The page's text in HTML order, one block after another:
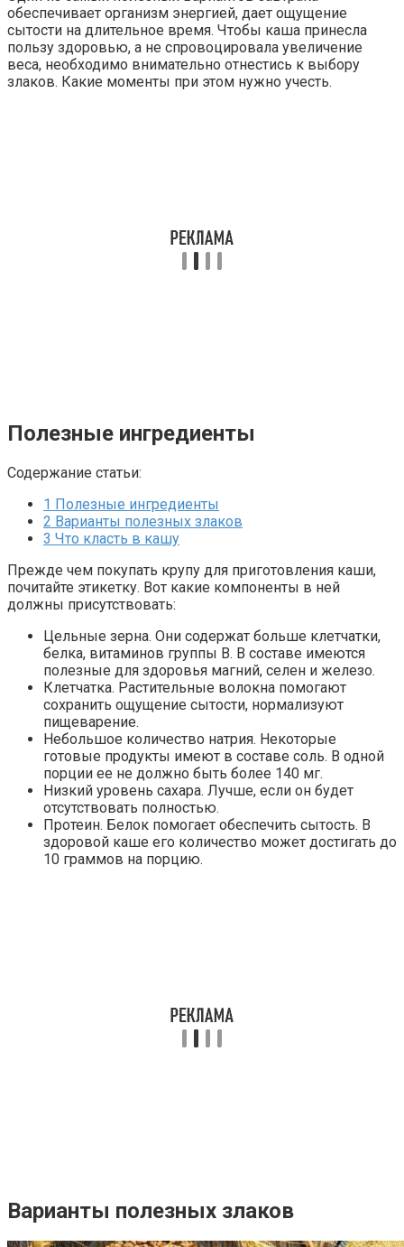
обеспечивает организм энергией, дает ощущение
сытости на длительное время. Чтобы каша принесла
пользу здоровью, а не спровоцировала увеличение
веса, необходимо внимательно отнестись к выбору
злаков. Какие моменты при этом нужно учесть.
Полезные ингредиенты
Содержание статьи:
1 Полезные ингредиенты
2 Варианты полезных злаков
3 Что класть в кашу
Прежде чем покупать крупу для приготовления каши,
почитайте этикетку. Вот какие компоненты в ней
должны присутствовать:
Цельные зерна. Они содержат больше клетчатки,
белка, витаминов группы В. В составе имеются
полезные для здоровья магний, селен и железо.
Клетчатка. Растительные волокна помогают
сохранить ощущение сытости, нормализуют
пищеварение.
Небольшое количество натрия. Некоторые
готовые продукты имеют в составе соль. В одной
порции ее не должно быть более 140 мг.
Низкий уровень сахара. Лучше, если он будет
отсутствовать полностью.
Протеин. Белок помогает обеспечить сытость. В
здоровой каше его количество может достигать до
10 граммов на порцию.
Варианты полезных злаков